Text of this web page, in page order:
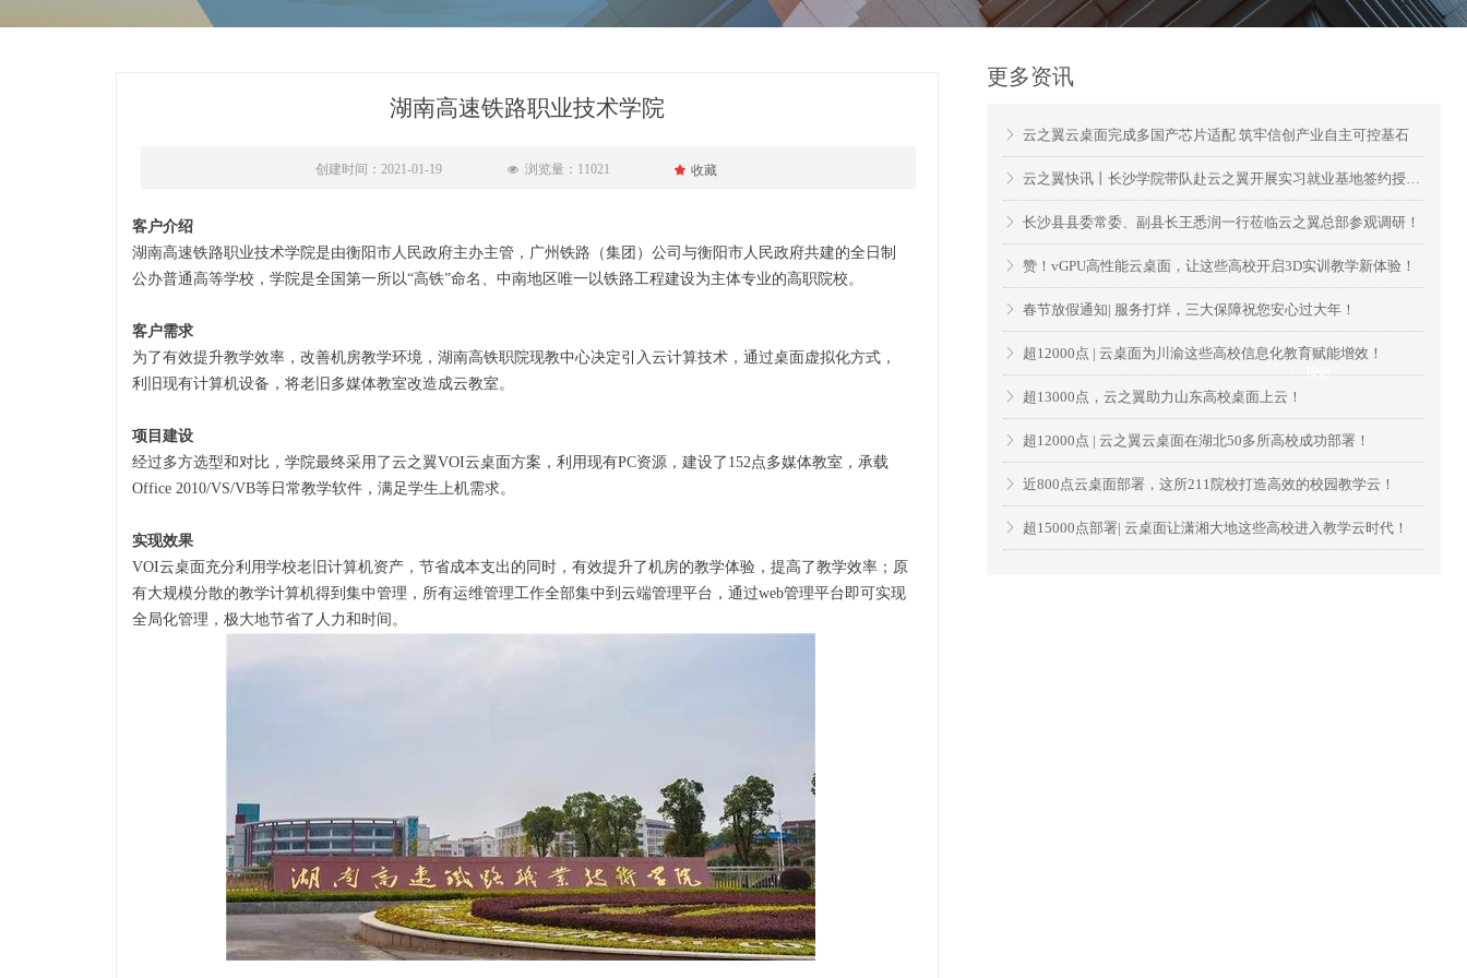
湖南高速铁路职业技术学院
创建时间： 2021-01-19 넶 浏览量：11021 끄 收藏
客户介绍
湖南高速铁路职业技术学院是由衡阳市人民政府主办主管，广州铁路（集团）公司与衡阳市人民政府共建的全日制
公办普通高等学校，学院是全国第一所以“高铁”命名、中南地区唯一以铁路工程建设为主体专业的高职院校。
客户需求
为了有效提升教学效率，改善机房教学环境，湖南高铁职院现教中心决定引入云计算技术，通过桌面虚拟化方式，
利旧现有计算机设备，将老旧多媒体教室改造成云教室。
项目建设
经过多方选型和对比，学院最终采用了云之翼VOI云桌面方案，利用现有PC资源，建设了152点多媒体教室，承载
Office 2010/VS/VB等日常教学软件，满足学生上机需求。
实现效果
VOI云桌面充分利用学校老旧计算机资产，节省成本支出的同时，有效提升了机房的教学体验，提高了教学效率；原
有大规模分散的教学计算机得到集中管理，所有运维管理工作全部集中到云端管理平台，通过web管理平台即可实现
全局化管理，极大地节省了人力和时间。
更多资讯
ꁕ 云之翼云桌面完成多国产芯片适配 筑牢信创产业自主可控基石
ꁕ 云之翼快讯丨长沙学院带队赴云之翼开展实习就业基地签约授牌和访企拓岗
ꁕ 长沙县县委常委、副县长王悉润一行莅临云之翼总部参观调研！
ꁕ 赞！vGPU高性能云桌面，让这些高校开启3D实训教学新体验！
ꁕ 春节放假通知| 服务打烊，三大保障祝您安心过大年！
ꁕ 超12000点 | 云桌面为川渝这些高校信息化教育赋能增效！
ꁕ 超13000点，云之翼助力山东高校桌面上云！
ꁕ 超12000点 | 云之翼云桌面在湖北50多所高校成功部署！
ꁕ 近800点云桌面部署，这所211院校打造高效的校园教学云！
ꁕ 超15000点部署| 云桌面让潇湘大地这些高校进入教学云时代！
ꁕ 按钮